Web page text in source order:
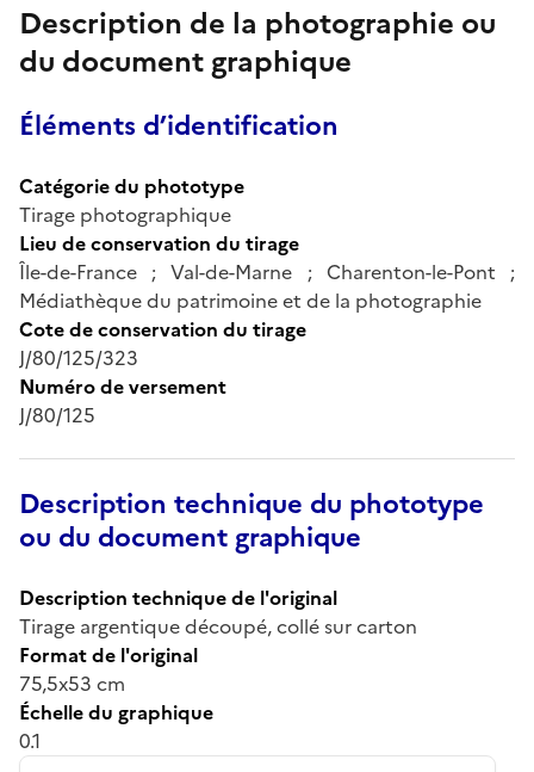
Description de la photographie ou
du document graphique
Éléments d’identification
Catégorie du phototype
Tirage photographique
Lieu de conservation du tirage
Île-de-France ; Val-de-Marne ; Charenton-le-Pont ;
Médiathèque du patrimoine et de la photographie
Cote de conservation du tirage
J/80/125/323
Numéro de versement
J/80/125
Description technique du phototype
ou du document graphique
Description technique de l'original
Tirage argentique découpé, collé sur carton
Format de l'original
75,5x53 cm
Échelle du graphique
0.1